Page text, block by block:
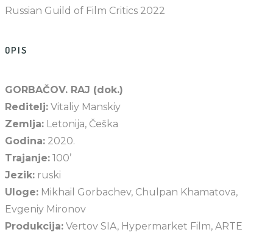
Russian Guild of Film Critics 2022
OPIS
GORBAČOV. RAJ (dok.)
Reditelj: Vitaliy Manskiy
Zemlja: Letonija, Češka
Godina: 2020.
Trajanje: 100’
Jezik: ruski
Uloge: Mikhail Gorbachev, Chulpan Khamatova,
Evgeniy Mironov
Produkcija: Vertov SIA, Hypermarket Film, ARTE